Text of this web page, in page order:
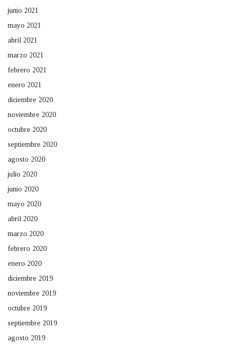
junio 2021
mayo 2021
abril 2021
marzo 2021
febrero 2021
enero 2021
diciembre 2020
noviembre 2020
octubre 2020
septiembre 2020
agosto 2020
julio 2020
junio 2020
mayo 2020
abril 2020
marzo 2020
febrero 2020
enero 2020
diciembre 2019
noviembre 2019
octubre 2019
septiembre 2019
agosto 2019